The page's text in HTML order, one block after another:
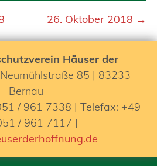
26. Oktober 2018 →
Häuser der
85 | 83233
Bernau
/ 961 7338 | Telefax: +49
/ 961 7117 |